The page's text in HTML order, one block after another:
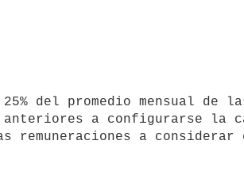
anteriores a configurarse la
a considerar